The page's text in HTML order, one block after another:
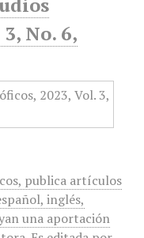
No. 6,
publica artículos
inglés,
una aportación